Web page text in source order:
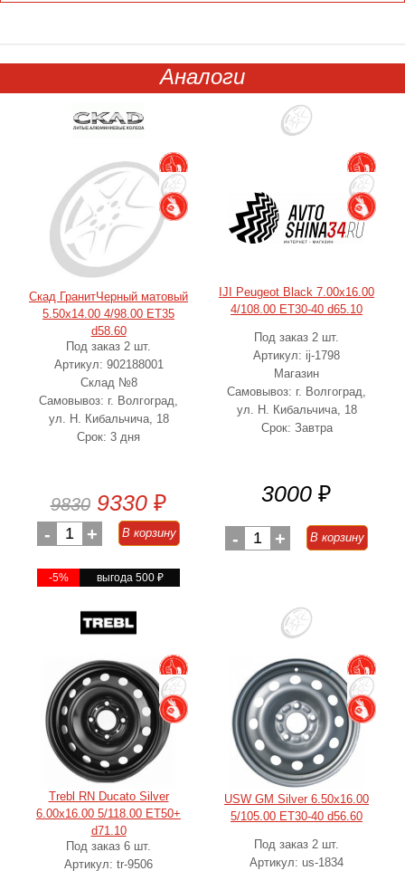
Аналоги
Скад ГранитЧерный матовый
5.50x14.00 4/98.00 ET35
d58.60
Под заказ 2 шт.
Артикул: 902188001
Склад №8
Самовывоз: г. Волгоград,
ул. Н. Кибальчича, 18
Срок: 3 дня
9830 9330 ₽
- 1 + В корзину
-5% выгода 500 ₽
IJI Peugeot Black 7.00x16.00
4/108.00 ET30-40 d65.10
Под заказ 2 шт.
Артикул: ij-1798
Магазин
Самовывоз: г. Волгоград,
ул. Н. Кибальчича, 18
Срок: Завтра
3000 ₽
- 1 + В корзину
Trebl RN Ducato Silver
6.00x16.00 5/118.00 ET50+
d71.10
Под заказ 6 шт.
Артикул: tr-9506
USW GM Silver 6.50x16.00
5/105.00 ET30-40 d56.60
Под заказ 2 шт.
Артикул: us-1834